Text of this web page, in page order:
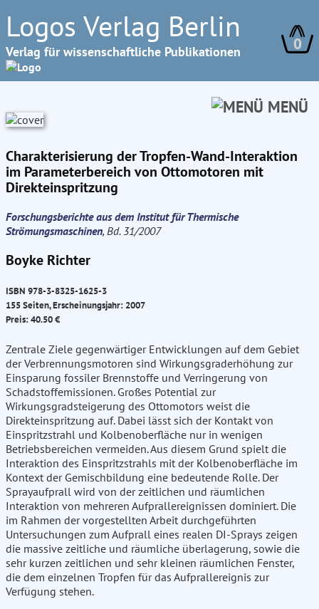
Logos Verlag Berlin
Verlag für wissenschaftliche Publikationen 0
MENÜ
Charakterisierung der Tropfen-Wand-Interaktion
im Parameterbereich von Ottomotoren mit
Direkteinspritzung
Forschungsberichte aus dem Institut für Thermische
Strömungsmaschinen, Bd. 31/2007
Boyke Richter
ISBN 978-3-8325-1625-3
155 Seiten, Erscheinungsjahr: 2007
Preis: 40.50 €
Zentrale Ziele gegenwärtiger Entwicklungen auf dem Gebiet
der Verbrennungsmotoren sind Wirkungsgraderhöhung zur
Einsparung fossiler Brennstoffe und Verringerung von
Schadstoffemissionen. Großes Potential zur
Wirkungsgradsteigerung des Ottomotors weist die
Direkteinspritzung auf. Dabei lässt sich der Kontakt von
Einspritzstrahl und Kolbenoberfläche nur in wenigen
Betriebsbereichen vermeiden. Aus diesem Grund spielt die
Interaktion des Einspritzstrahls mit der Kolbenoberfläche im
Kontext der Gemischbildung eine bedeutende Rolle. Der
Sprayaufprall wird von der zeitlichen und räumlichen
Interaktion von mehreren Aufprallereignissen dominiert. Die
im Rahmen der vorgestellten Arbeit durchgeführten
Untersuchungen zum Aufprall eines realen DI-Sprays zeigen
die massive zeitliche und räumliche überlagerung, sowie die
sehr kurzen zeitlichen und sehr kleinen räumlichen Fenster,
die dem einzelnen Tropfen für das Aufprallereignis zur
Verfügung stehen.